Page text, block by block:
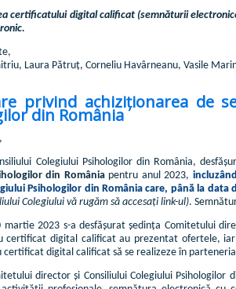
certificatului digital calificat (semnăturii
Laura Pătruț, Corneliu Havârneanu, Vasile
privind achiziționarea de
din România
Colegiului Psihologilor din România,
din Româniapentru anul 2023,
Psihologilor din România care, până la
Colegiului vă rugăm să accesați link-ul).
martie 2023 s-a desfășurat ședința Comitetului
certificat digital calificat au prezentat ofertele,
digital calificat să se realizeze în
director și Consiliului Colegiului